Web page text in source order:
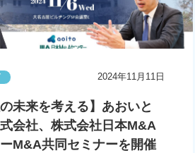
2024年11月11日
の未来を考える】あおいと
会社、株式会社日本M&A
M&A共同セミナーを開催